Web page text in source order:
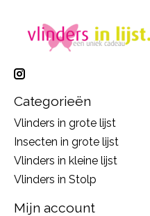
Categorieën
Vlinders in grote lijst
Insecten in grote lijst
Vlinders in kleine lijst
Vlinders in Stolp
Mijn account